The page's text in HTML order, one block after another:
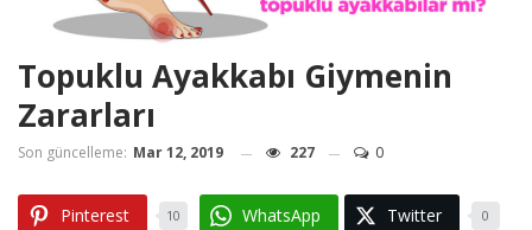
Topuklu Ayakkabı Giymenin
Zararları
Son güncelleme: Mar 12, 2019 227 0
Pinterest 10 WhatsApp Twitter 0